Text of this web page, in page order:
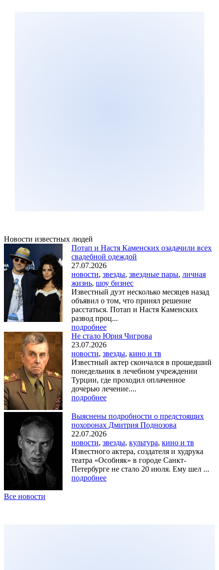
Новости известных людей
Потап и Настя Каменских озадачили всех
свадебной одеждой
27.07.2026
новости, звезды, звездные пары, личная
жизнь, шоу бизнес
Известный дуэт несколько месяцев назад
объявил о том, что принял решение
расстаться. Потап и Настя Каменских
развод проц...
подробнее
Не стало Юрия Чигрова
23.07.2026
новости, звезды, кино и тв
Известный актер скончался в прошедший
понедельник в лечебном учреждении
Турции, где проходил оплаченное
дочерью лечение....
подробнее
Выяснены подробности о предстоящих
похоронах Дмитрия Поднозова
22.07.2026
новости, звезды, культура, кино и тв
Известного актера, создателя и худрука
театра «Особняк» в городе Санкт-
Петербурге не стало 20 июля. Ему шел ...
подробнее
Все новости